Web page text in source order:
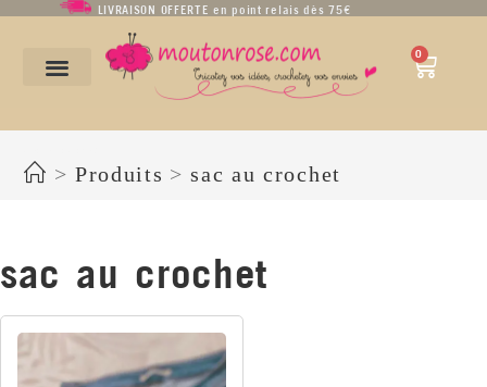
LIVRAISON OFFERTE en point relais dès 75€
0
> Produits > sac au crochet
sac au crochet